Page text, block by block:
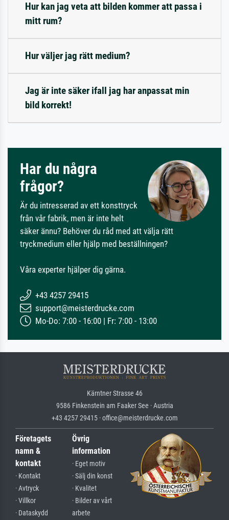
Hur kan jag veta att bilden kommer att passa i
mitt rum?
Hur väljer jag rätt medium?
Jag är inte säker ifall jag har anpassat min
bild korrekt!
Har du några
frågor?
Är du intresserad av ett konsttryck
från vår fabrik, men är inte helt
säker ännu? Behöver du råd med att välja rätt
tryckmedium eller hjälp med beställningen?
Våra experter hjälper dig gärna.
+43 4257 29415
support@meisterdrucke.com
Mo-Do: 7:00 - 16:00 | Fr: 7:00 - 13:00
Kärntner Strasse 46
9586 Finkenstein am Faaker See · Austria
+43 4257 29415 · office@meisterdrucke.com
Företagets
namn &
kontakt
· Kontakt
· Avtryck
· Villkor
· Dataskydd
Övrig
information
· Eget motiv
· Sälj din konst
· Kvalitet
· Bilder av vårt
arbete